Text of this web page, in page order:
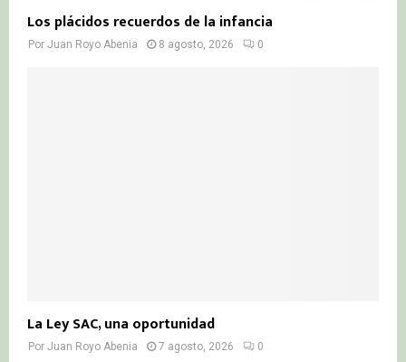
Los plácidos recuerdos de la infancia
Por Juan Royo Abenia 8 agosto, 2026 0
La Ley SAC, una oportunidad
Por Juan Royo Abenia 7 agosto, 2026 0